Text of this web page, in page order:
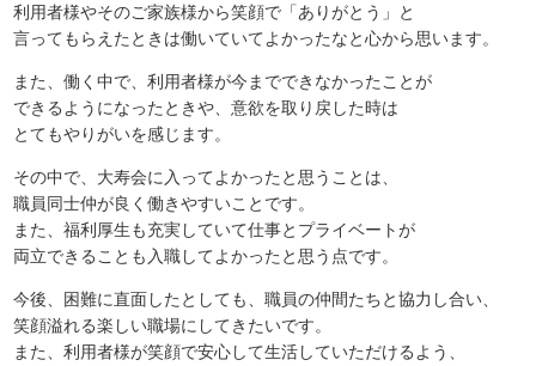
利用者様やそのご家族様から笑顔で「ありがとう」と
言ってもらえたときは働いていてよかったなと心から思います。
また、働く中で、利用者様が今までできなかったことが
できるようになったときや、意欲を取り戻した時は
とてもやりがいを感じます。
その中で、大寿会に入ってよかったと思うことは、
職員同士仲が良く働きやすいことです。
また、福利厚生も充実していて仕事とプライベートが
両立できることも入職してよかったと思う点です。
今後、困難に直面したとしても、職員の仲間たちと協力し合い、
笑顔溢れる楽しい職場にしてきたいです。
また、利用者様が笑顔で安心して生活していただけるよう、